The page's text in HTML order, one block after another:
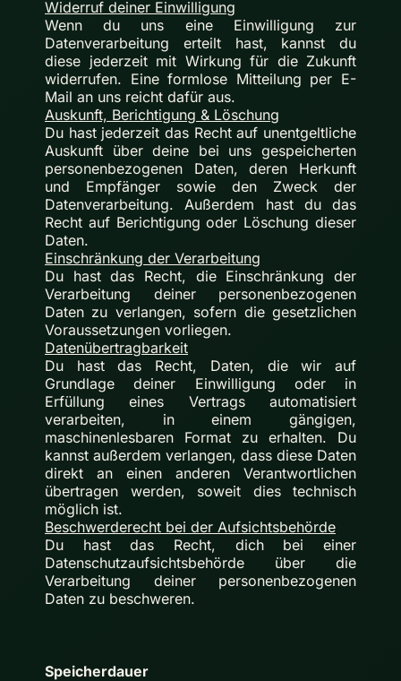
Widerruf deiner Einwilligung
Wenn du uns eine Einwilligung zur
Datenverarbeitung erteilt hast, kannst du
diese jederzeit mit Wirkung für die Zukunft
widerrufen. Eine formlose Mitteilung per E-
Mail an uns reicht dafür aus.
Auskunft, Berichtigung & Löschung
Du hast jederzeit das Recht auf unentgeltliche
Auskunft über deine bei uns gespeicherten
personenbezogenen Daten, deren Herkunft
und Empfänger sowie den Zweck der
Datenverarbeitung. Außerdem hast du das
Recht auf Berichtigung oder Löschung dieser
Daten.
Einschränkung der Verarbeitung
Du hast das Recht, die Einschränkung der
Verarbeitung deiner personenbezogenen
Daten zu verlangen, sofern die gesetzlichen
Voraussetzungen vorliegen.
Datenübertragbarkeit
Du hast das Recht, Daten, die wir auf
Grundlage deiner Einwilligung oder in
Erfüllung eines Vertrags automatisiert
verarbeiten, in einem gängigen,
maschinenlesbaren Format zu erhalten. Du
kannst außerdem verlangen, dass diese Daten
direkt an einen anderen Verantwortlichen
übertragen werden, soweit dies technisch
möglich ist.
Beschwerderecht bei der Aufsichtsbehörde
Du hast das Recht, dich bei einer
Datenschutzaufsichtsbehörde über die
Verarbeitung deiner personenbezogenen
Daten zu beschweren.
Speicherdauer